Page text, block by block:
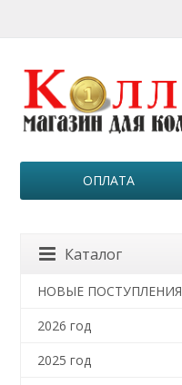
ОПЛАТА
Каталог
НОВЫЕ ПОСТУПЛЕНИЯ
2026 год
2025 год